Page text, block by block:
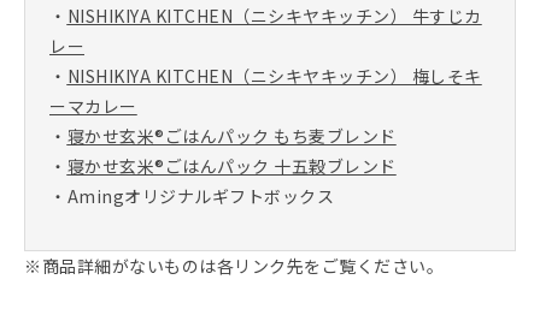
・ NISHIKIYA KITCHEN（ニシキヤキッチン） 牛すじカ
レー
・ NISHIKIYA KITCHEN（ニシキヤキッチン） 梅しそキ
ーマカレー
・ 寝かせ玄米®ごはんパック もち麦ブレンド
・ 寝かせ玄米®ごはんパック 十五穀ブレンド
・Amingオリジナルギフトボックス
※商品詳細がないものは各リンク先をご覧ください。